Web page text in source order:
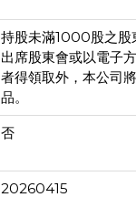
持股未滿1000股之股
出席股東會或以電子
者得領取外，本公司
品。
否
20260415